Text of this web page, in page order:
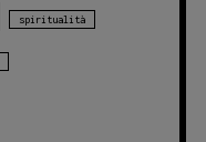
spiritualità